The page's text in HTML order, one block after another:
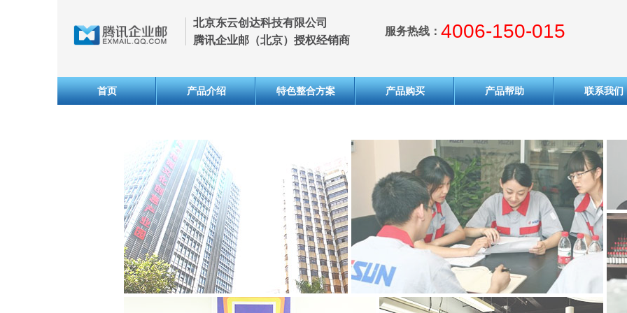
北京东云创达科技有限公司
腾讯企业邮（北京）授权经销商
服务热线： 4006-150-015
首页 产品介绍 特色整合方案 产品购买 产品帮助 联系我们